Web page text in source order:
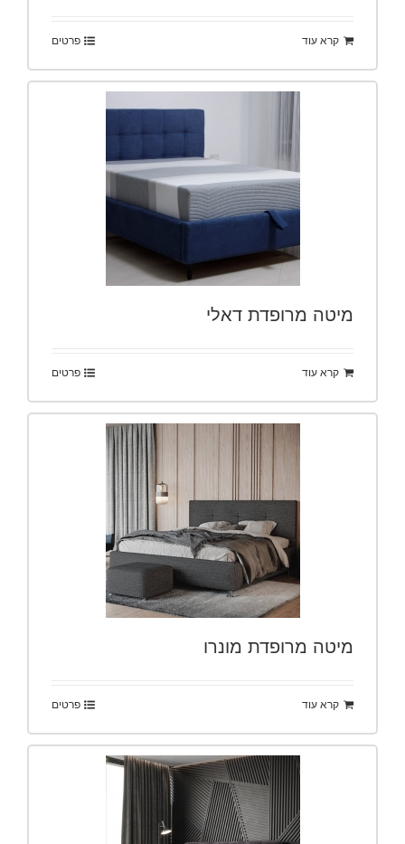
קרא עוד פרטים
מיטה מרופדת דאלי
קרא עוד פרטים
מיטה מרופדת מונרו
קרא עוד פרטים